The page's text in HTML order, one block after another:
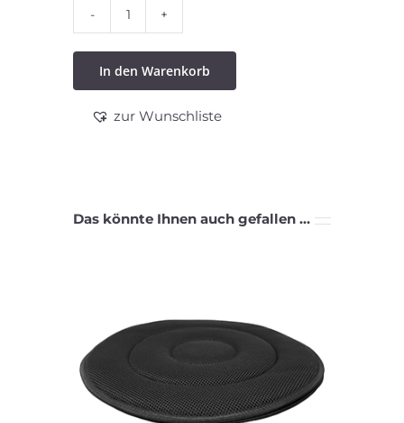
Menge
In den Warenkorb
zur Wunschliste
Das könnte Ihnen auch gefallen …